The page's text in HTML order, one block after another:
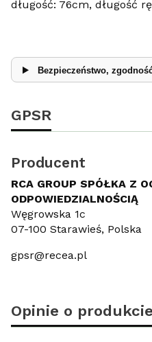
długość: 76cm, długość
Bezpieczeństwo,
GPSR
Producent
RCA GROUP SPÓŁKA Z
ODPOWIEDZIALNOŚCIĄ
Węgrowska 1c
07-100 Starawieś, Polska
gpsr@recea.pl
Opinie o produkcie